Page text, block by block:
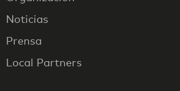
Noticias
Prensa
Local Partners